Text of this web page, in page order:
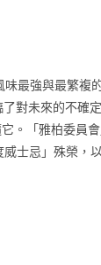
最強與最繁
未來的不確
「雅柏委員
士忌」殊榮，